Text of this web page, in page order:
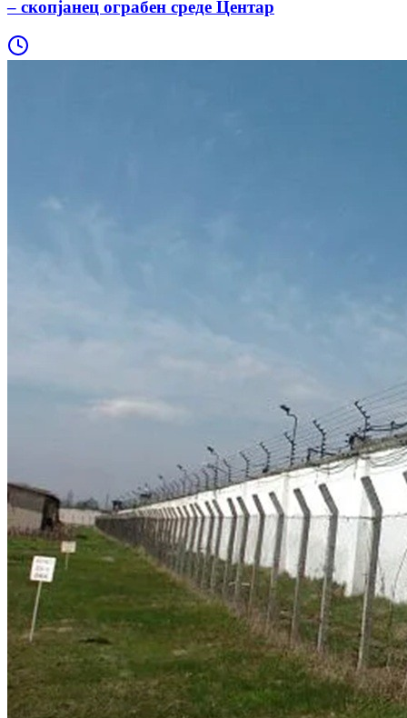
– скопјанец ограбен среде Центар